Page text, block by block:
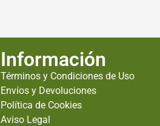
Información
Términos y Condiciones de Uso
Envíos y Devoluciones
Política de Cookies
Aviso Legal